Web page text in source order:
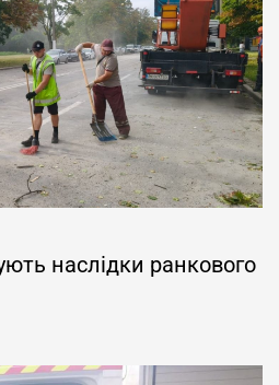
наслідки ранкового